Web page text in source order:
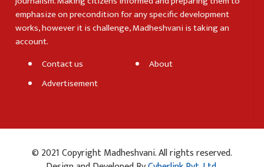
emphasize on precondition for any specific development
works, however it is challenge, Madheshvani is taking an
account.
Contact us
About
Advertisement
© 2021 Copyright Madheshvani. All rights reserved.